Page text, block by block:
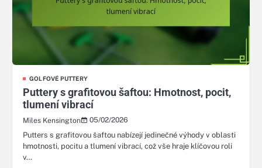
GOLFOVÉ PUTTERY
Puttery s grafitovou šaftou: Hmotnost, pocit,
tlumení vibrací
Miles Kensington
05/02/2026
Putters s grafitovou šaftou nabízejí jedinečné výhody v oblasti
hmotnosti, pocitu a tlumení vibrací, což vše hraje klíčovou roli
v…